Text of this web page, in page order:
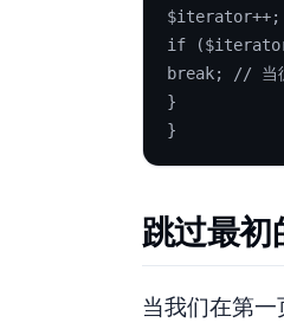
$iterator++;
if
break; // 当循
}
}
跳过最初
当我们在第